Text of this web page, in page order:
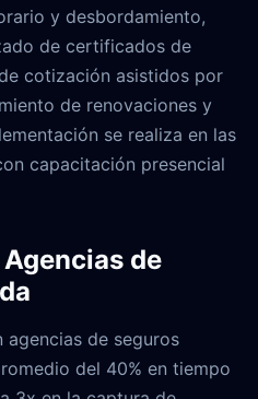
y desbordamiento,
de certificados de
cotización asistidos por
de renovaciones y
se realiza en las
capacitación presencial
de
agencias de seguros
del 40% en tiempo